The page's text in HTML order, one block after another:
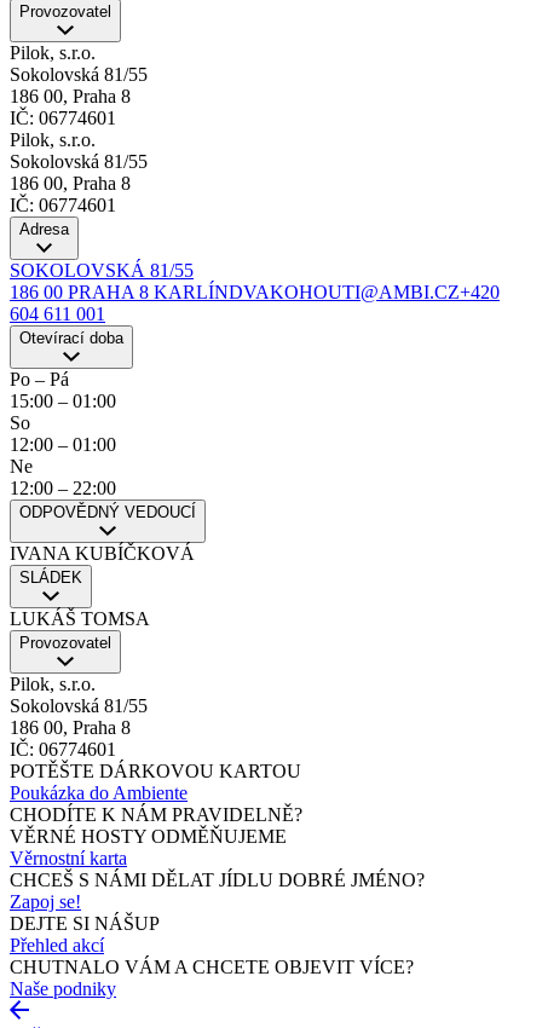
Provozovatel
Pilok, s.r.o.
Sokolovská 81/55
186 00, Praha 8
IČ: 06774601
Pilok, s.r.o.
Sokolovská 81/55
186 00, Praha 8
IČ: 06774601
Adresa
SOKOLOVSKÁ 81/55
186 00 PRAHA 8 KARLÍNDVAKOHOUTI@AMBI.CZ+420
604 611 001
Otevírací doba
Po – Pá
15:00 – 01:00
So
12:00 – 01:00
Ne
12:00 – 22:00
ODPOVĚDNÝ VEDOUCÍ
IVANA KUBÍČKOVÁ
SLÁDEK
LUKÁŠ TOMSA
Provozovatel
Pilok, s.r.o.
Sokolovská 81/55
186 00, Praha 8
IČ: 06774601
POTĚŠTE DÁRKOVOU KARTOU
Poukázka do Ambiente
CHODÍTE K NÁM PRAVIDELNĚ?
VĚRNÉ HOSTY ODMĚŇUJEME
Věrnostní karta
CHCEŠ S NÁMI DĚLAT JÍDLU DOBRÉ JMÉNO?
Zapoj se!
DEJTE SI NÁŠUP
Přehled akcí
CHUTNALO VÁM A CHCETE OBJEVIT VÍCE?
Naše podniky